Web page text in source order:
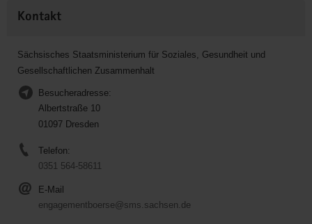
Kontakt
Sächsisches Staatsministerium für Soziales, Gesundheit und
Gesellschaftlichen Zusammenhalt
Besucheradresse:
Albertstraße 10
01097 Dresden
Telefon:
0351 564-58611
E-Mail
engagementboerse@sms.sachsen.de